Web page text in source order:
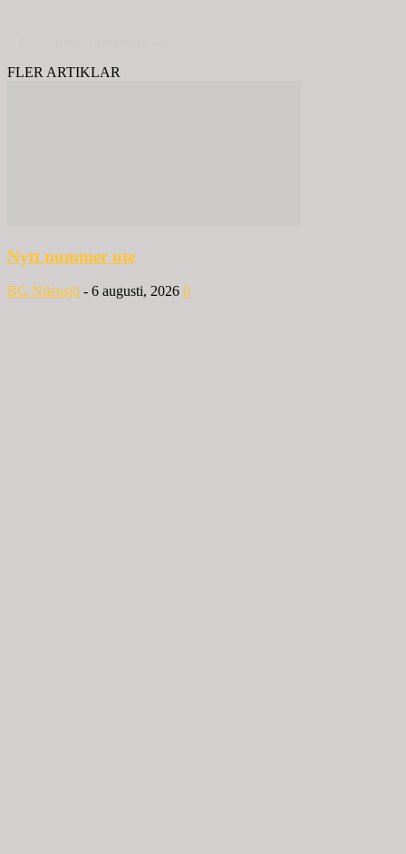
FLER ARTIKLAR
Nytt nummer ute
BG Nilensjö - 6 augusti, 2026 0